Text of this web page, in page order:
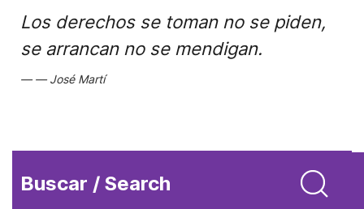
Los derechos se toman no se piden,
se arrancan no se mendigan.
José Martí
Buscar / Search